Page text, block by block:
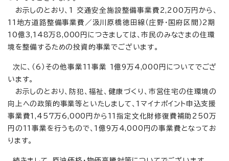
お示しのとおり、1 交通安全施設整備事業費2,200万円から、
11地方道路整備事業費／汲川原橋徳田線（庄野・国府区間）2期
10億3,148万8,000円につきましては、市民のみなさまの住環
境を整備するための投資的事業でございます。
次に、（6）その他事業11事業 1億9万4,000円についてでござ
います。
お示しのとおり、防犯、福祉、健康づくり、市営住宅の住環境の
向上への政策的事業等といたしまして、1マイナポイント申込支援
事業費1,457万6,000円から11指定文化財修復費補助250万
円の11事業を行うもので、1億9万4,000円の事業費となってお
ります。